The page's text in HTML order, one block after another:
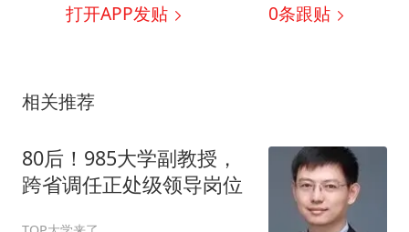
打开APP发贴 0条跟贴
相关推荐
80后！985大学副教授，
跨省调任正处级领导岗位